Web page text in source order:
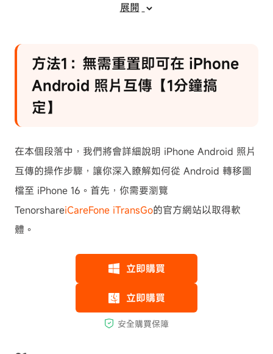
展開
方法1：無需重置即可在 iPhone
Android 照片互傳【1分鐘搞
定】
在本個段落中，我們將會詳細說明 iPhone Android 照片
互傳的操作步驟，讓你深入瞭解如何從 Android 轉移圖
檔至 iPhone 16。首先，你需要瀏覽
TenorshareiCareFone iTransGo的官方網站以取得軟
體。